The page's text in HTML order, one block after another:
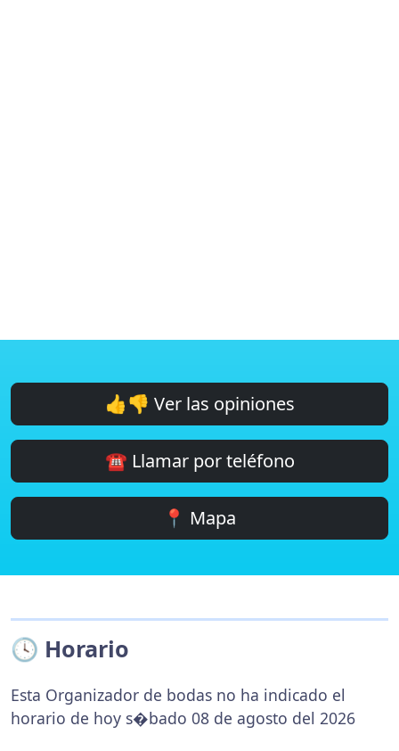
👍👎 Ver las opiniones
☎️ Llamar por teléfono
📍 Mapa
🕓 Horario
Esta Organizador de bodas no ha indicado el
horario de hoy s�bado 08 de agosto del 2026